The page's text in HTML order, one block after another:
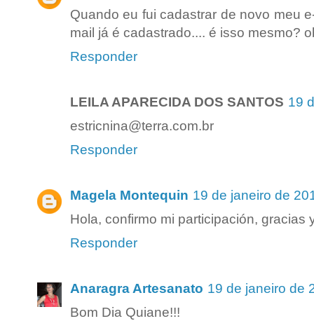
Quando eu fui cadastrar de novo meu
mail já é cadastrado.... é isso mesmo?
Responder
LEILA APARECIDA DOS SANTOS 19
estricnina@terra.com.br
Responder
Magela Montequin 19 de janeiro de
Hola, confirmo mi participación, gracias
Responder
Anaragra Artesanato 19 de janeiro de
Bom Dia Quiane!!!